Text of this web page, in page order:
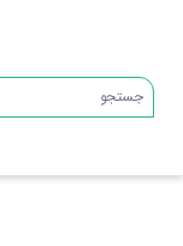
جستجو